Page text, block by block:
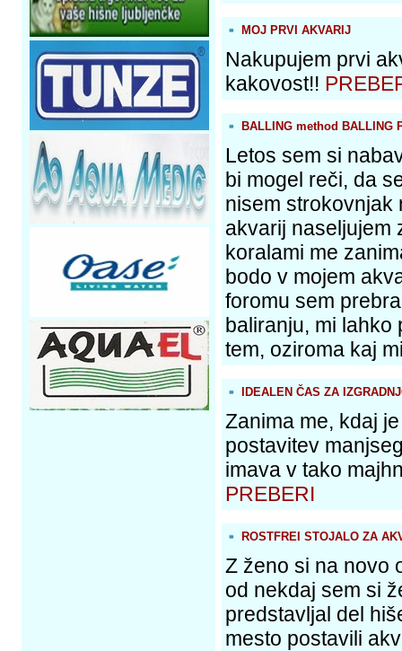
MOJ PRVI AKVARIJ
Nakupujem prvi
kakovost!!
BALLING method BALLING
Letos sem si
bi mogel reči, da
nisem strokovnjak
akvarij naseljujem
koralami me
bodo v mojem
foromu sem
baliranju, mi lahko
tem, oziroma kaj
IDEALEN ČAS ZA
Zanima me, kdaj
postavitev
imava v tako
PREBERI
ROSTFREI STOJALO ZA
Z ženo si na novo
od nekdaj sem si
predstavljal del
mesto postavili